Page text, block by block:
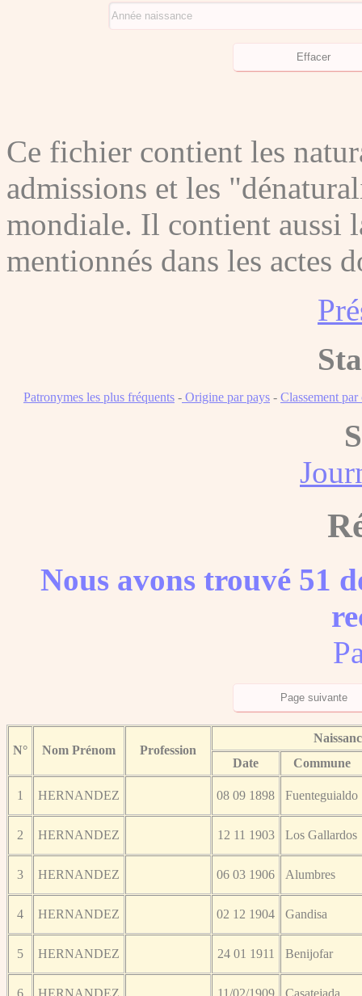
Ce fichier contient les
admissions et les
mondiale. Il contient aussi
mentionnés dans les actes
Patronymes les plus fréquents - Origine par pays - Classement par
Nous avons trouvé 51
N° Nom Prénom Profession
Date
Commune
1 HERNANDEZ 08 09 1898 Fuenteguialdo
2 HERNANDEZ 12 11 1903 Los Gallardos
3 HERNANDEZ 06 03 1906 Alumbres
4 HERNANDEZ 02 12 1904 Gandisa
5 HERNANDEZ 24 01 1911 Benijofar